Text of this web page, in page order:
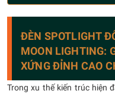
ĐÈN SPOTLIGHT
MOON LIGHTING:
XỨNG ĐỈNH CAO
Trong xu thế kiến trúc hiện